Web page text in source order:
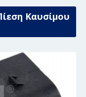
Καυσίμου